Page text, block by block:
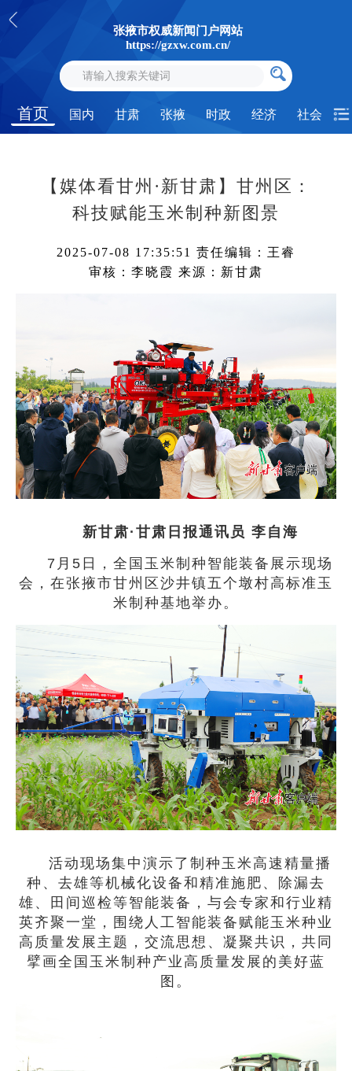
张掖市权威新闻门户网站
https://gzxw.com.cn/
首页 国内 甘肃 张掖 时政 经济 社会
【媒体看甘州·新甘肃】甘州区：
科技赋能玉米制种新图景
2025-07-08 17:35:51
责任编辑：王睿
审核：李晓霞 来源：新甘肃
新甘肃·甘肃日报通讯员 李自海
7月5日，全国玉米制种智能装备展示现场
会，在张掖市甘州区沙井镇五个墩村高标准玉
米制种基地举办。
活动现场集中演示了制种玉米高速精量播
种、去雄等机械化设备和精准施肥、除漏去
雄、田间巡检等智能装备，与会专家和行业精
英齐聚一堂，围绕人工智能装备赋能玉米种业
高质量发展主题，交流思想、凝聚共识，共同
擘画全国玉米制种产业高质量发展的美好蓝
图。